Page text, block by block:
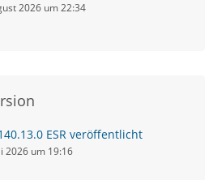
2026 um 22:34
ESR veröffentlicht
2026 um 19:16